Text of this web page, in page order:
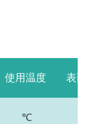
使用温度 表面电
℃